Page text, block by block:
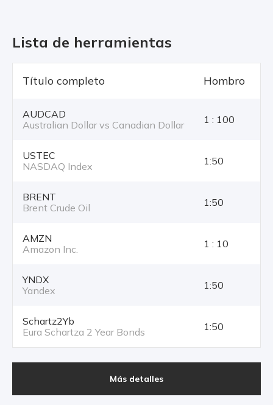
Lista de herramientas
Título completo Hombro
AUDCAD
Australian Dollar vs Canadian Dollar
1 : 100
USTEC
NASDAQ Index
1:50
BRENT
Brent Crude Oil
1:50
AMZN
Amazon Inc.
1 : 10
YNDX
Yandex
1:50
Schartz2Yb
Eura Schartza 2 Year Bonds
1:50
Más detalles